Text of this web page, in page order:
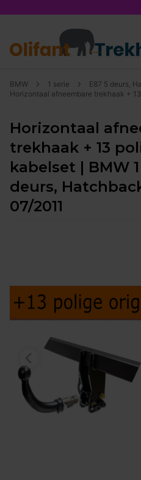
BMW 1 serie
E87 5 deurs,
Horizontaal afneembare trekhaak +
Horizontaal
trekhaak + 13
kabelset | BMW
deurs,
07/2011